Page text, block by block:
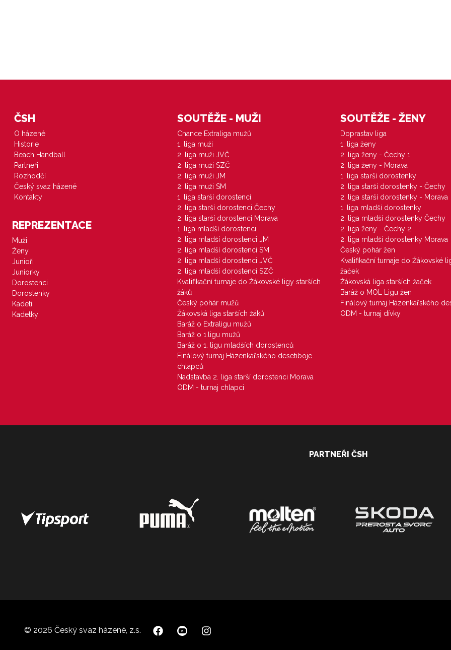
ČSH
O házené
Historie
Beach Handball
Partneři
Rozhodčí
Český svaz házené
Kontakty
REPREZENTACE
Muži
Ženy
Junioři
Juniorky
Dorostenci
Dorostenky
Kadeti
Kadetky
SOUTĚŽE - MUŽI
Chance Extraliga mužů
1. liga muži
2. liga muži JVČ
2. liga muži SZČ
2. liga muži JM
2. liga muži SM
1. liga starší dorostenci
2. liga starší dorostenci Čechy
2. liga starší dorostenci Morava
1. liga mladší dorostenci
2. liga mladší dorostenci JM
2. liga mladší dorostenci SM
2. liga mladší dorostenci JVČ
2. liga mladší dorostenci SZČ
Kvalifikační turnaje do Žákovské ligy starších
žáků
Český pohár mužů
Žákovská liga starších žáků
Baráž o Extraligu mužů
Baráž o 1.ligu mužů
Baráž o 1. ligu mladších dorostenců
Finálový turnaj Házenkářského desetiboje
chlapců
Nadstavba 2. liga starší dorostenci Morava
ODM - turnaj chlapci
SOUTĚŽE - ŽENY
Doprastav liga
1. liga ženy
2. liga ženy - Čechy 1
2. liga ženy - Morava
1. liga starší dorostenky
2. liga starší dorostenky - Čechy
2. liga starší dorostenky - Morava
1. liga mladší dorostenky
2. liga mladší dorostenky Čechy
2. liga ženy - Čechy 2
2. liga mladší dorostenky Morava
Český pohár žen
Kvalifikační turnaje do Žákovské
žaček
Žákovská liga starších žaček
Baráž o MOL Ligu žen
Finálový turnaj Házenkářského
ODM - turnaj dívky
PARTNEŘI ČSH
© 2026 Český svaz házené, z.s.